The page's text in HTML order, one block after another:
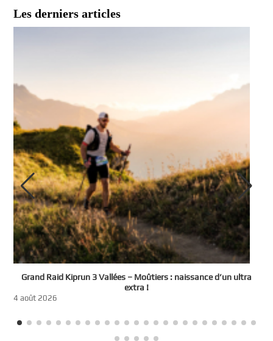
Les derniers articles
Grand Raid Kiprun 3 Vallées – Moûtiers : naissance d’un ultra
extra !
4 août 2026